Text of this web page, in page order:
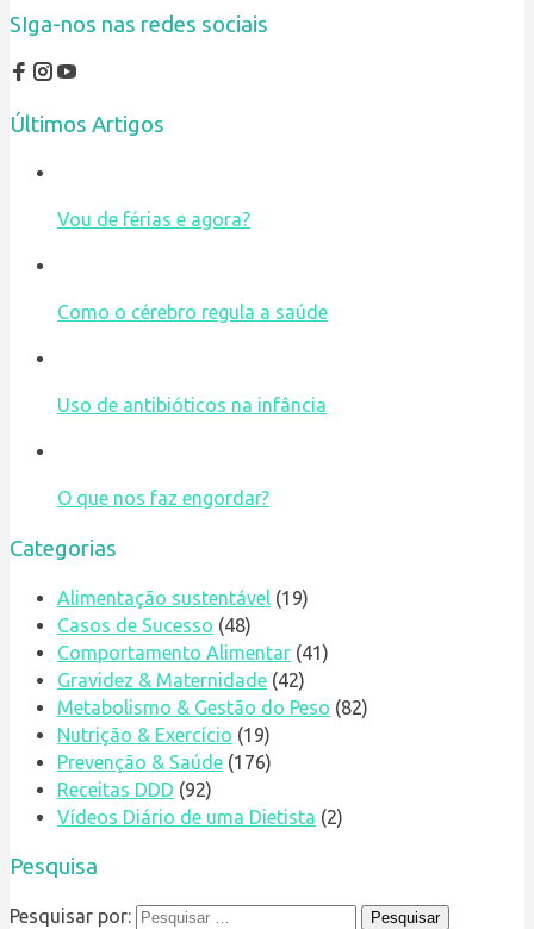
SIga-nos nas redes sociais
Últimos Artigos
Vou de férias e agora?
Como o cérebro regula a saúde
Uso de antibióticos na infância
O que nos faz engordar?
Categorias
Alimentação sustentável (19)
Casos de Sucesso (48)
Comportamento Alimentar (41)
Gravidez & Maternidade (42)
Metabolismo & Gestão do Peso (82)
Nutrição & Exercício (19)
Prevenção & Saúde (176)
Receitas DDD (92)
Vídeos Diário de uma Dietista (2)
Pesquisa
Pesquisar por: